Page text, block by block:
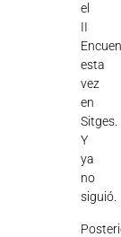
el
II
esta
vez
en
Sitges.
Y
ya
no
siguió.